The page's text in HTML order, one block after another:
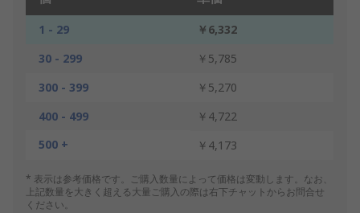
1 - 29
￥6,332
30 - 299
￥5,785
300 - 399
￥5,270
400 - 499
￥4,722
500 +
￥4,173
* 表示は参考価格です。ご購入数量によって価格は変動します。なお、
上記数量を大きく超える大量ご購入の際は右下チャットからお問合せ
ください。